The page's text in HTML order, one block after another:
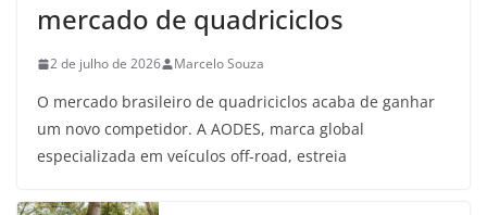
mercado de quadriciclos
2 de julho de 2026 Marcelo Souza
O mercado brasileiro de quadriciclos acaba de ganhar
um novo competidor. A AODES, marca global
especializada em veículos off-road, estreia